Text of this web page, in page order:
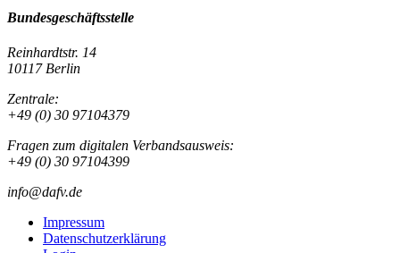
Bundesgeschäftsstelle
Reinhardtstr. 14
10117 Berlin
Zentrale:
+49 (0) 30 97104379
Fragen zum digitalen Verbandsausweis:
+49 (0) 30 97104399
info@dafv.de
Impressum
Datenschutzerklärung